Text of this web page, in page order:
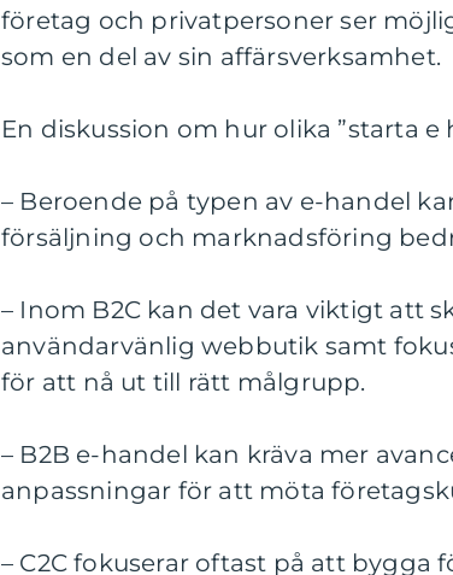
företag och privatpersoner ser
som en del av sin affärsverksamhet.
En diskussion om hur olika ”starta
– Beroende på typen av e-handel
försäljning och marknadsföring
– Inom B2C kan det vara viktigt att
användarvänlig webbutik samt
för att nå ut till rätt målgrupp.
– B2B e-handel kan kräva mer
anpassningar för att möta
– C2C fokuserar oftast på att bygga